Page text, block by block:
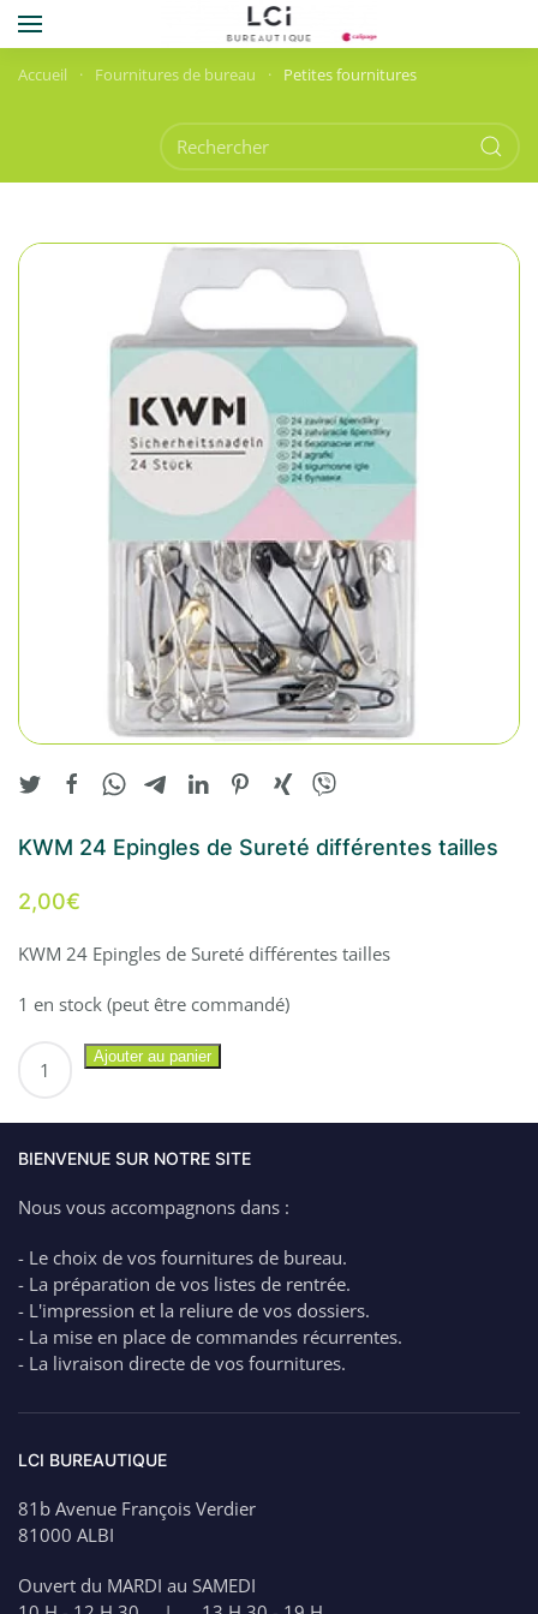
Skip to main content
Accueil Fournitures de bureau Petites fournitures
KWM 24 Epingles de Sureté différentes tailles
2,00€
KWM 24 Epingles de Sureté différentes tailles
1 en stock (peut être commandé)
Epingles
Sureté
tailles
Ajouter au panier
BIENVENUE SUR NOTRE SITE
Nous vous accompagnons dans :
- Le choix de vos fournitures de bureau.
- La préparation de vos listes de rentrée.
- L'impression et la reliure de vos dossiers.
- La mise en place de commandes récurrentes.
- La livraison directe de vos fournitures.
LCI BUREAUTIQUE
81b Avenue François Verdier
81000 ALBI
Ouvert du MARDI au SAMEDI